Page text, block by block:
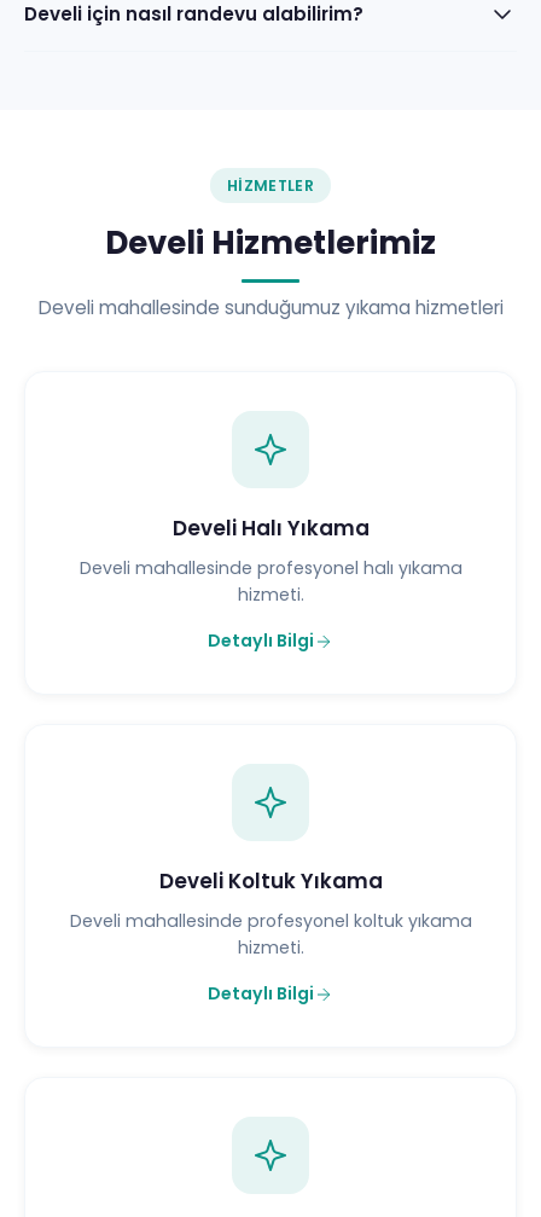
Develi için nasıl randevu alabilirim?
HIZMETLER
Develi Hizmetlerimiz
Develi mahallesinde sunduğumuz yıkama hizmetleri
Develi Halı Yıkama
Develi mahallesinde profesyonel halı yıkama
hizmeti.
Detaylı Bilgi
Develi Koltuk Yıkama
Develi mahallesinde profesyonel koltuk yıkama
hizmeti.
Detaylı Bilgi